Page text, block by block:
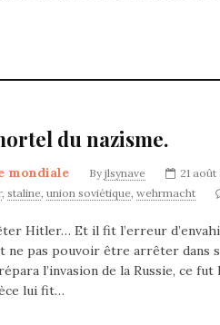
du nazisme.
mondiale By jlsynave 21
, staline, union soviétique, wehrmacht
Hitler… Et il fit l’erreur
ne pas pouvoir être arrêter dans
l’invasion de la Russie, ce
lui fit…